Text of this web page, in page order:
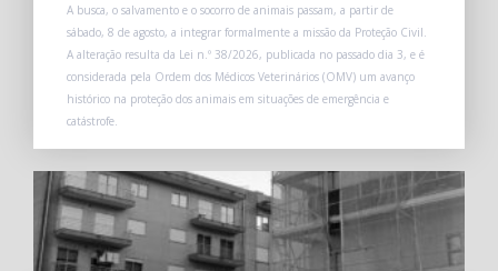
A busca, o salvamento e o socorro de animais passam, a partir de
sábado, 8 de agosto, a integrar formalmente a missão da Proteção Civil.
A alteração resulta da Lei n.º 38/2026, publicada no passado dia 3, e é
considerada pela Ordem dos Médicos Veterinários (OMV) um avanço
histórico na proteção dos animais em situações de emergência e
catástrofe.